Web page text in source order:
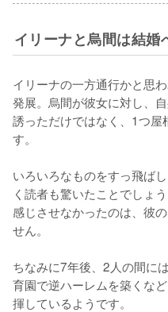
イリーナと烏間は結婚
イリーナの一方通行かと思
発展。烏間が彼女に対し、
誘っただけではなく、1つ
す。
いろいろなものをすっ飛ば
く読者も驚いたことでしょ
感じさせなかったのは、彼
せん。
ちなみに7年後、2人の間に
育園で逆ハーレムを築くな
揮しているようです。